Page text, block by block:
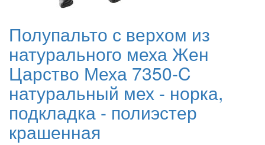
Полупальто с верхом из
натурального меха Жен
Царство Меха 7350-C
натуральный мех - норка,
подкладка - полиэстер
крашенная